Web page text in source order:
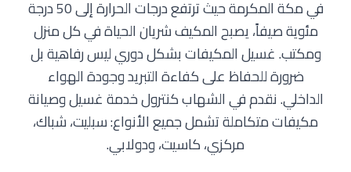
في مكة المكرمة حيث ترتفع درجات الحرارة إلى 50 درجة
مئوية صيفاً، يصبح المكيف شريان الحياة في كل منزل
ومكتب. غسيل المكيفات بشكل دوري ليس رفاهية بل
ضرورة للحفاظ على كفاءة التبريد وجودة الهواء
الداخلي. نقدم في الشهاب كنترول خدمة غسيل وصيانة
مكيفات متكاملة تشمل جميع الأنواع: سبليت، شباك،
مركزي، كاسيت، ودولابي.